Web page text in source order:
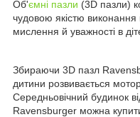
Об'ємні пазли (3D пазли)
чудовою якістю виконання
мислення й уважності в
Збираючи 3D пазл
дитини розвивається
Середньовічний будинок
Ravensburger можна